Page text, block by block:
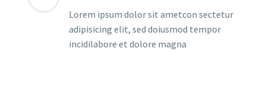
Lorem ipsum dolor sit ametcon sectetur
adipisicing elit, sed doiusmod tempor
incidilabore et dolore magna